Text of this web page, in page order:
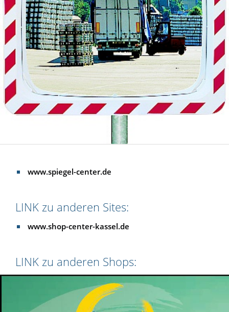
www.spiegel-center.de
LINK zu anderen Sites:
www.shop-center-kassel.de
LINK zu anderen Shops: